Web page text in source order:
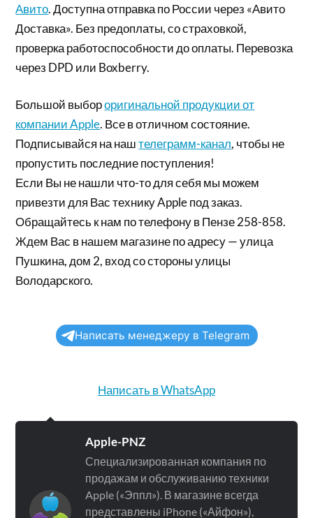
Авито. Доступна отправка по России через «Авито
Доставка». Без предоплаты, со страховкой,
проверка работоспособности до оплаты. Перевозка
через DPD или Boxberry.
Большой выбороригинальной продукции от
компании Apple. Все в отличном состояние.
Подписывайся на наштелеграмм-канал, чтобы не
пропустить последние поступления!
Если Вы не нашли что-то для себя мы можем
привезти для Вас технику Apple под заказ.
Обращайтесь к нам по телефону в Пензе 258-858.
Ждем Вас в нашем магазине по адресу — улица
Пушкина, дом 2, вход со стороны улицы
Володарского.
Написать менеджеру в Telegram
Написать в WhatsApp
Apple-PNZ
Специализированная компания по
продажам и обслуживанию техники
Apple («Эппл»). В магазине всегда
представлены iPhone («Айфон»),